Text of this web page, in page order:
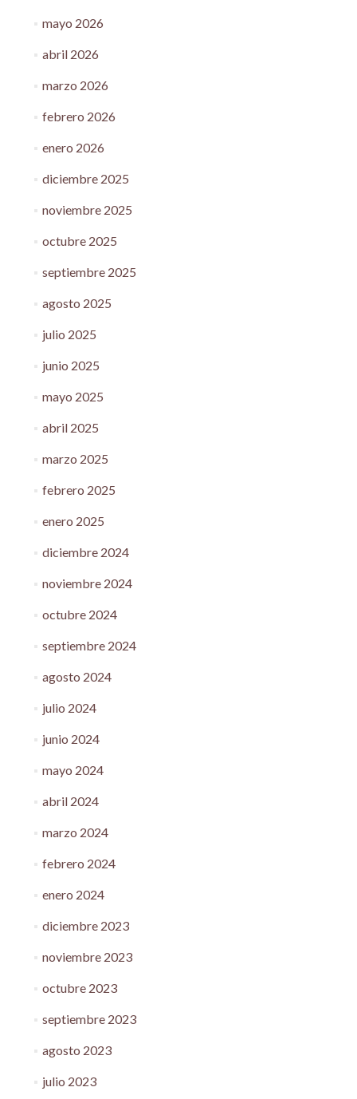
mayo 2026
abril 2026
marzo 2026
febrero 2026
enero 2026
diciembre 2025
noviembre 2025
octubre 2025
septiembre 2025
agosto 2025
julio 2025
junio 2025
mayo 2025
abril 2025
marzo 2025
febrero 2025
enero 2025
diciembre 2024
noviembre 2024
octubre 2024
septiembre 2024
agosto 2024
julio 2024
junio 2024
mayo 2024
abril 2024
marzo 2024
febrero 2024
enero 2024
diciembre 2023
noviembre 2023
octubre 2023
septiembre 2023
agosto 2023
julio 2023